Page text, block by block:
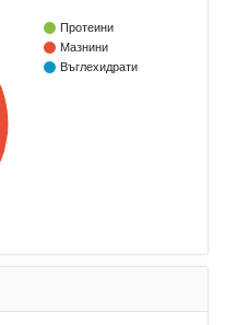
Протеини
Мазнини
Въглехидрати